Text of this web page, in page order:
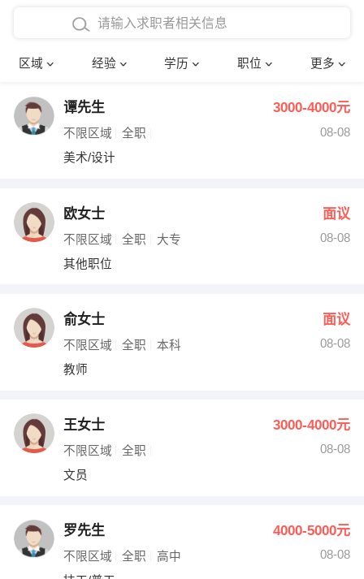
区域 经验 学历 职位 更多
在校学生工作经验
四年以上工作经验
五年以上工作经验
博士
文员 护士
财务会计
网络IT
收银员
水电/机修
编辑 法律
其他职位
确定
谭先生 3000-4000元
不限区域 全职
08-08
美术/设计
欧女士 面议
不限区域 全职 大专
08-08
其他职位
俞女士 面议
不限区域 全职 本科
08-08
教师
王女士 3000-4000元
不限区域 全职
08-08
文员
罗先生 4000-5000元
不限区域 全职 高中
08-08